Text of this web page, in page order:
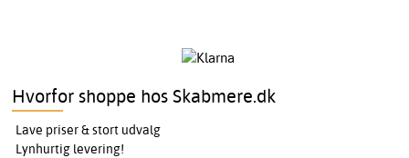
Hvorfor shoppe hos Skabmere.dk
Lave priser & stort udvalg
Lynhurtig levering!